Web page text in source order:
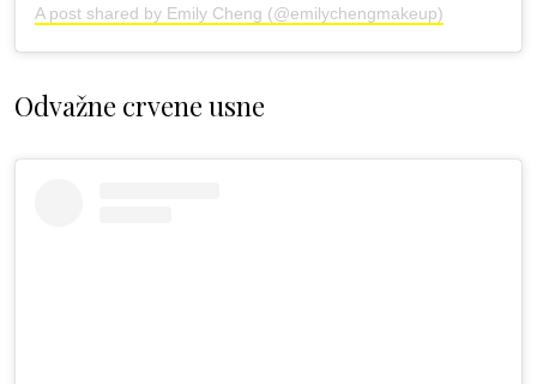
A post shared by Emily Cheng (@emilychengmakeup)
Odvažne crvene usne